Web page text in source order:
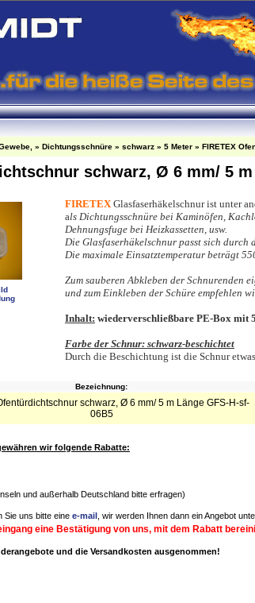
» Dichtungsschnüre » schwarz » 5 Meter » FIRETEX
schwarz, Ø 6 mm/ 5 m
FIRETEXGlasfaserhäkelschnur ist unter
als Dichtungsschnüre bei Kaminöfen,
Dehnungsfuge bei Heizkassetten, usw.
Die Glasfaserhäkelschnur passt sich durch
Die maximale Einsatztemperatur beträgt
Zum sauberen Abkleben der Schnurenden
und zum Einkleben der Schüre empfehlen
Inhalt: wiederverschließbare PE-Box mit
Farbe der Schnur: schwarz-beschichtet
Durch die Beschichtung ist die Schnur
Bezeichnung:
schwarz, Ø 6 mm/ 5 m Länge GFS-H-sf-
06B5
wir folgende Rabatte:
und außerhalb Deutschland bitte erfragen)
Sie uns bitte eine e-mail , wir werden Ihnen dann ein Angebot
eine Bestätigung von uns, mit dem Rabatt
und die Versandkosten ausgenommen!